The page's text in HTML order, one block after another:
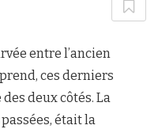
entre l’ancien
ces derniers
deux côtés. La
était la